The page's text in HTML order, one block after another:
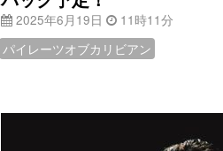
2025年6月19日
11時11分
パイレーツオブカリビアン